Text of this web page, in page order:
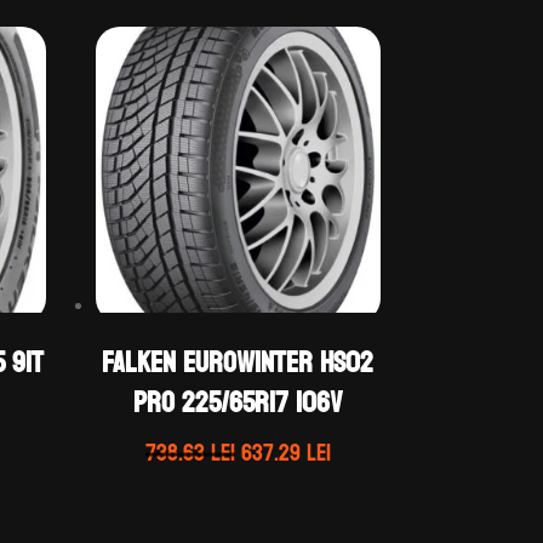
Falken EUROWINTER HS02
PRO 225/65R17 106V
738.63leiPrețul
637.29leiPrețul